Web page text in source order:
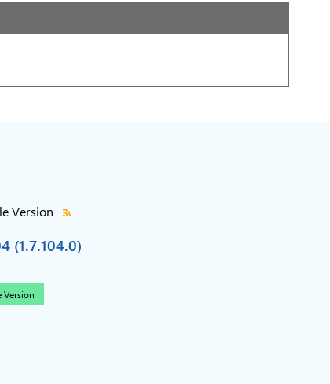
Version
(1.7.104.0)
Version